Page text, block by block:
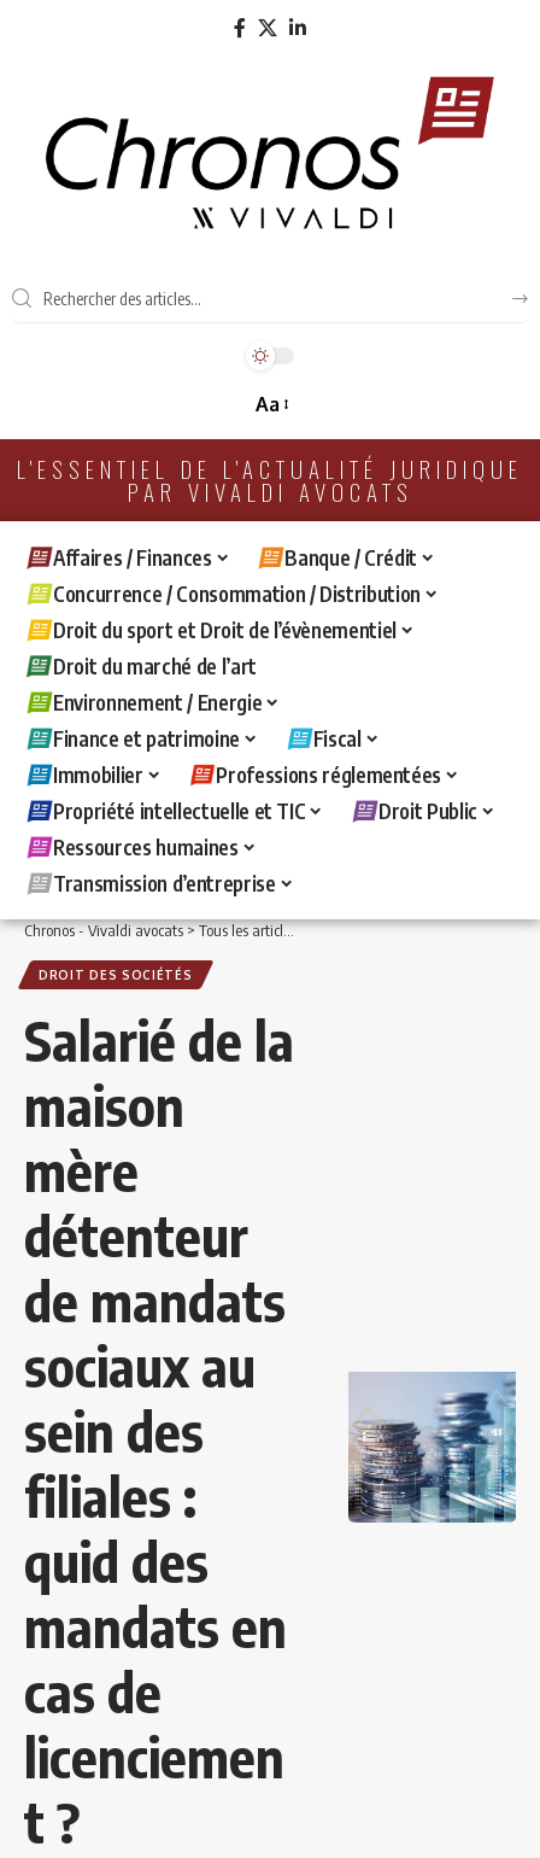
Aa
L'ESSENTIEL DE L'ACTUALITÉ JURIDIQUE
PAR VIVALDI AVOCATS
Affaires / Finances
Banque / Crédit
Concurrence / Consommation / Distribution
Droit du sport et Droit de l’évènementiel
Droit du marché de l’art
Environnement / Energie
Finance et patrimoine
Fiscal
Immobilier
Professions réglementées
Propriété intellectuelle et TIC
Droit Public
Ressources humaines
Transmission d’entreprise
Chronos - Vivaldi avocats>Tous les articles >Affaires / Finances>Droit des
DROIT DES SOCIÉTÉS
Salarié de la
maison
mère
détenteur
de mandats
sociaux au
sein des
filiales :
quid des
mandats en
cas de
licenciemen
t ?